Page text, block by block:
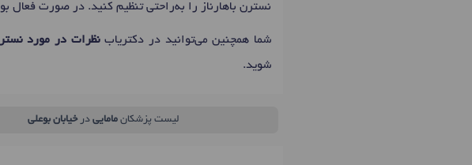
نسترن باهارناز را به‌راحتی تنظیم کنید. در صورت فعال
شما همچنین می‌توانید در دکتریابنظرات در مورد
شوید.
لیست پزشکان مامایی در خیابان بوعلی